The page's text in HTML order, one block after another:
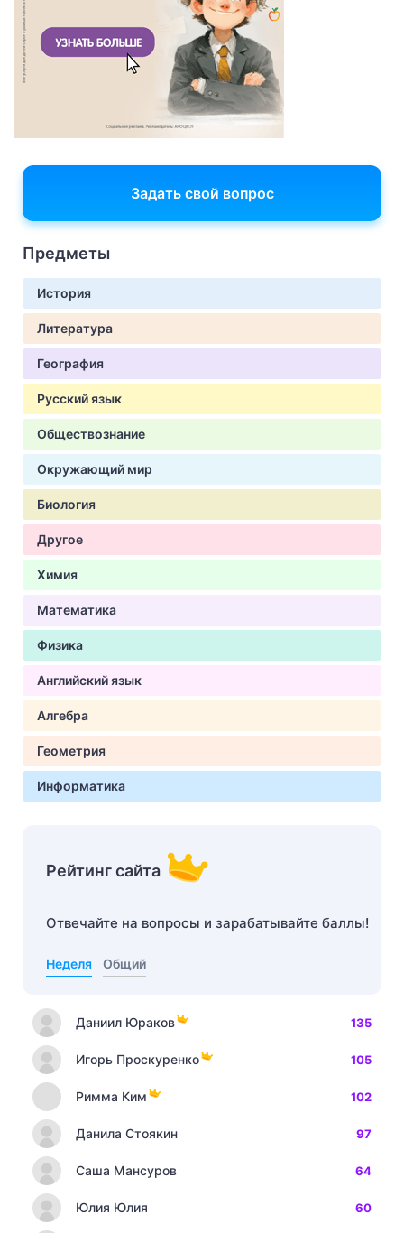
Задать свой вопрос
Предметы
История
Литература
География
Русский язык
Обществознание
Окружающий мир
Биология
Другое
Химия
Математика
Физика
Английский язык
Алгебра
Геометрия
Информатика
Рейтинг сайта
Отвечайте на вопросы и зарабатывайте баллы!
Неделя Общий
Даниил Юраков 135
Игорь Проскуренко 105
Римма Ким 102
Данила Стоякин 97
Саша Мансуров 64
Юлия Юлия 60